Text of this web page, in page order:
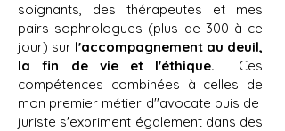
soignants, des thérapeutes et mes
pairs sophrologues (plus de 300 à ce
jour) sur l'accompagnement au deuil,
la fin de vie et l'éthique. Ces
compétences combinées à celles de
mon premier métier d''avocate puis de
juriste s'expriment également dans des